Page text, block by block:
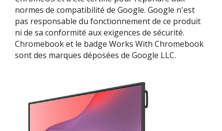
normes de compatibilité de Google. Google n'est
pas responsable du fonctionnement de ce produit
ni de sa conformité aux exigences de sécurité.
Chromebook et le badge Works With Chromebook
sont des marques déposées de Google LLC.